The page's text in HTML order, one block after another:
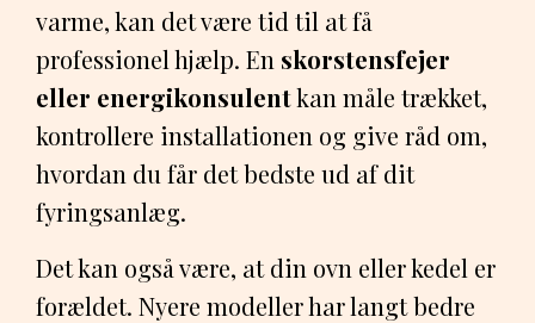
varme, kan det være tid til at få
professionel hjælp. En skorstensfejer
eller energikonsulentkan måle trækket,
kontrollere installationen og give råd om,
hvordan du får det bedste ud af dit
fyringsanlæg.
Det kan også være, at din ovn eller kedel er
forældet. Nyere modeller har langt bedre